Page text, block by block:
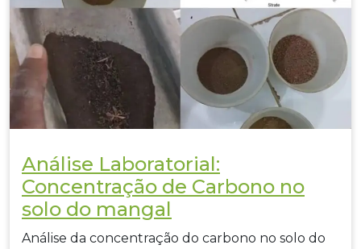
Análise Laboratorial:
Concentração de Carbono no
solo do mangal
Análise da concentração do carbono no solo do